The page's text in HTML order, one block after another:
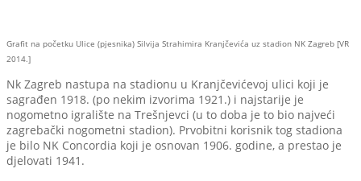
Grafit na početku Ulice (pjesnika) Silvija Strahimira Kranjčevića uz stadion NK Zagreb [VR
2014.]
Nk Zagreb nastupa na stadionu u Kranjčevićevoj ulici koji je
sagrađen 1918. (po nekim izvorima 1921.) i najstarije je
nogometno igralište na Trešnjevci (u to doba je to bio najveći
zagrebački nogometni stadion). Prvobitni korisnik tog stadiona
je bilo NK Concordia koji je osnovan 1906. godine, a prestao je
djelovati 1941.